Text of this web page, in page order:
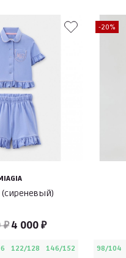
₽4 000 ₽
122/128 146/152
-20%
98/104